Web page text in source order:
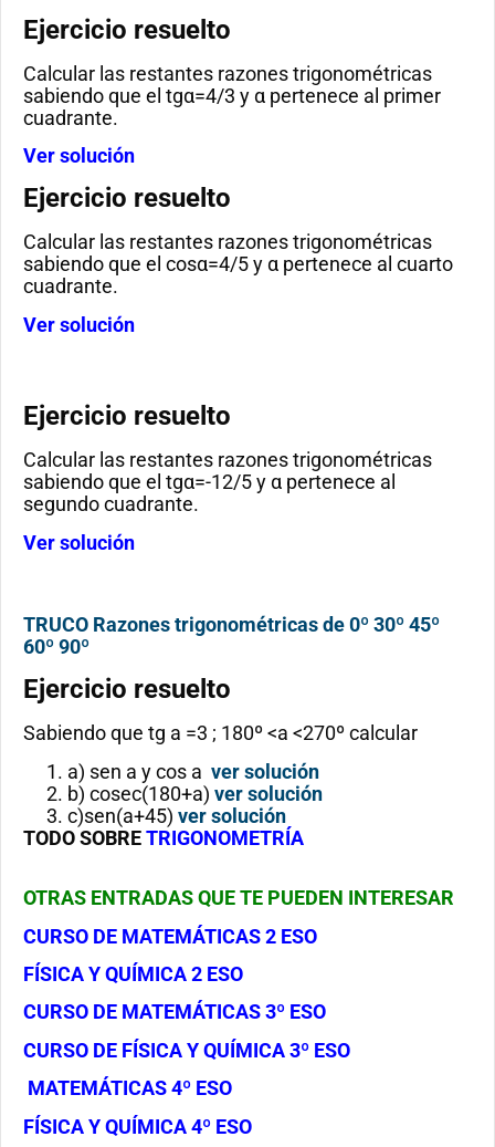
Ejercicio resuelto
Calcular las restantes razones trigonométricas
sabiendo que el tgα=4/3 y α pertenece al primer
cuadrante.
Ver solución
Ejercicio resuelto
Calcular las restantes razones trigonométricas
sabiendo que el cosα=4/5 y α pertenece al cuarto
cuadrante.
Ver solución
Ejercicio resuelto
Calcular las restantes razones trigonométricas
sabiendo que el tgα=-12/5 y α pertenece al
segundo cuadrante.
Ver solución
TRUCO Razones trigonométricas de 0º 30º 45º
60º 90º
Ejercicio resuelto
Sabiendo que tg a =3 ; 180º <a <270º calcular
a) sen a y cos a ver solución
b) cosec(180+a) ver solución
c)sen(a+45) ver solución
TODO SOBRETRIGONOMETRÍA
OTRAS ENTRADAS QUE TE PUEDEN INTERESAR
CURSO DE MATEMÁTICAS 2 ESO
FÍSICA Y QUÍMICA 2 ESO
CURSO DE MATEMÁTICAS 3º ESO
CURSO DE FÍSICA Y QUÍMICA 3º ESO
MATEMÁTICAS 4º ESO
FÍSICA Y QUÍMICA 4º ESO